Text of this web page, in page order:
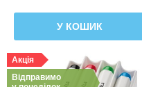
У КОШИК
Акція
Відправимо